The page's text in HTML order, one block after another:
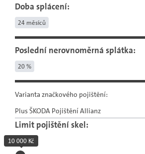
Doba splácení:
24 měsíců
Poslední nerovnoměrná splátka:
20 %
Varianta značkového pojištění:
Limit pojištění skel:
10 000 Kč